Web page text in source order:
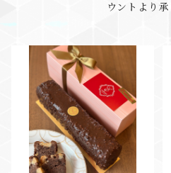
ウントより承